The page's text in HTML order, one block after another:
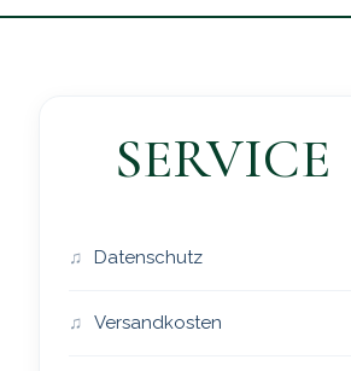
SERVICE
Datenschutz
Versandkosten